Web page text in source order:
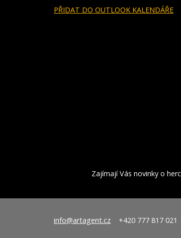
PŘIDAT DO OUTLOOK KALENDÁŘE
Zajímají Vás novinky o
info@artagent.cz +420 777 817 021